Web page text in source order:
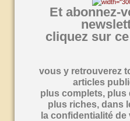
Et abonnez-
cliquez sur
vous y retrouverez
articles
plus complets, plus
plus riches, dans
la confidentialité